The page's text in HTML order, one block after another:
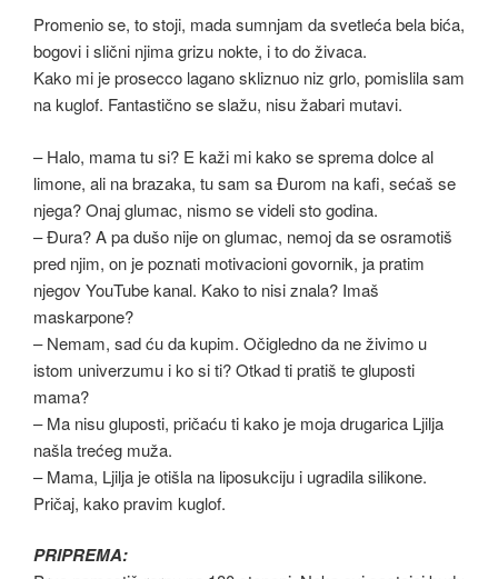
Promenio se, to stoji, mada sumnjam da svetleća bela bića,
bogovi i slični njima grizu nokte, i to do živaca.
Kako mi je prosecco lagano skliznuo niz grlo, pomislila sam
na kuglof. Fantastično se slažu, nisu žabari mutavi.
– Halo, mama tu si? E kaži mi kako se sprema dolce al
limone, ali na brazaka, tu sam sa Đurom na kafi, sećaš se
njega? Onaj glumac, nismo se videli sto godina.
– Đura? A pa dušo nije on glumac, nemoj da se osramotiš
pred njim, on je poznati motivacioni govornik, ja pratim
njegov YouTube kanal. Kako to nisi znala? Imaš
maskarpone?
– Nemam, sad ću da kupim. Očigledno da ne živimo u
istom univerzumu i ko si ti? Otkad ti pratiš te gluposti
mama?
– Ma nisu gluposti, pričaću ti kako je moja drugarica Ljilja
našla trećeg muža.
– Mama, Ljilja je otišla na liposukciju i ugradila silikone.
Pričaj, kako pravim kuglof.
PRIPREMA: